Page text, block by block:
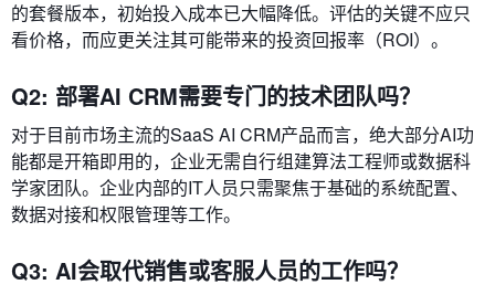
的套餐版本，初始投入成本已大幅降低。评估的关键不应只
看价格，而应更关注其可能带来的投资回报率（ROI）。
Q2: 部署AI CRM需要专门的技术团队吗？
对于目前市场主流的SaaS AI CRM产品而言，绝大部分AI功
能都是开箱即用的，企业无需自行组建算法工程师或数据科
学家团队。企业内部的IT人员只需聚焦于基础的系统配置、
数据对接和权限管理等工作。
Q3: AI会取代销售或客服人员的工作吗？